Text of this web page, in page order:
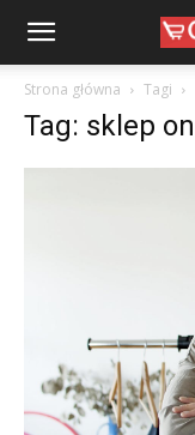
Strona główna Tagi
Tag: sklep